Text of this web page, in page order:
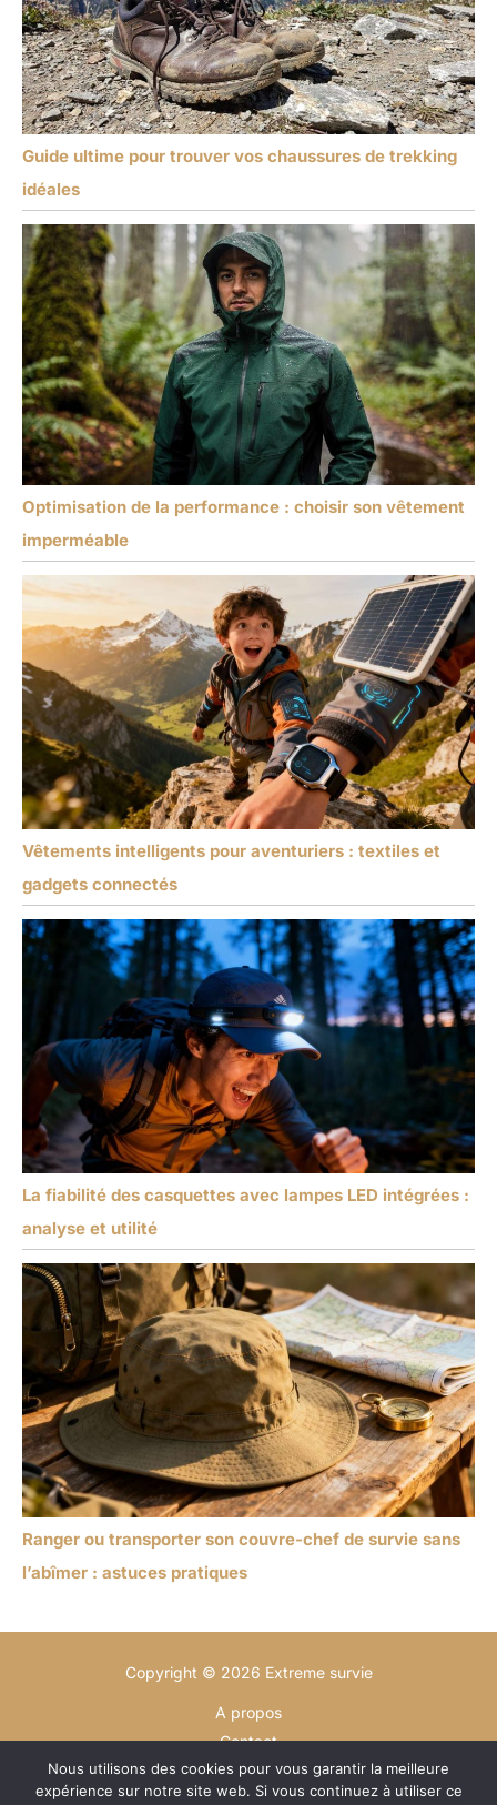
Guide ultime pour trouver vos chaussures de trekking
idéales
Optimisation de la performance : choisir son vêtement
imperméable
Vêtements intelligents pour aventuriers : textiles et
gadgets connectés
La fiabilité des casquettes avec lampes LED intégrées :
analyse et utilité
Ranger ou transporter son couvre-chef de survie sans
l’abîmer : astuces pratiques
Copyright © 2026 Extreme survie
A propos
Contact
Plan du site
Mentions légales
Nous utilisons des cookies pour vous garantir la meilleure
expérience sur notre site web. Si vous continuez à utiliser ce